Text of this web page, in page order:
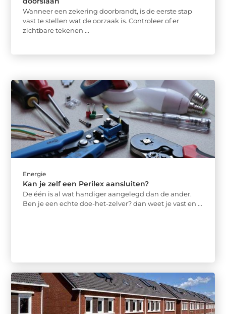
Wanneer een zekering doorbrandt, is de eerste stap
vast te stellen wat de oorzaak is. Controleer of er
zichtbare tekenen ...
Energie
Kan je zelf een Perilex aansluiten?
De één is al wat handiger aangelegd dan de ander.
Ben je een echte doe-het-zelver? dan weet je vast en ...